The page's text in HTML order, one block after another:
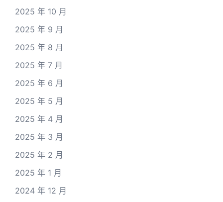
2025 年 10 月
2025 年 9 月
2025 年 8 月
2025 年 7 月
2025 年 6 月
2025 年 5 月
2025 年 4 月
2025 年 3 月
2025 年 2 月
2025 年 1 月
2024 年 12 月